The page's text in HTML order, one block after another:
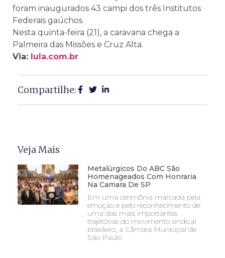
foram inaugurados 43 campi dos três Institutos
Federais gaúchos.
Nesta quinta-feira (21), a caravana chega a
Palmeira das Missões e Cruz Alta.
Via: lula.com.br
Compartilhe:
Veja Mais
Metalúrgicos Do ABC São
Homenageados Com Honraria
Na Camara De SP
Em uma cerimônia marcada pela
emoção e pelo reconhecimento de
uma das mais importantes
trajetórias do movimento sindical
brasileiro, a Câmara Municipal de
São Paulo